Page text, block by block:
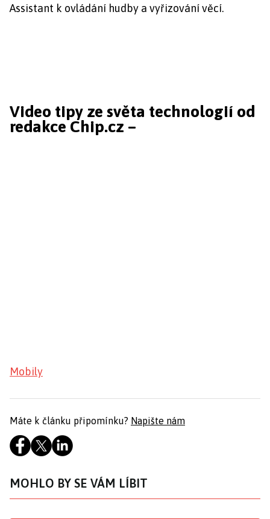
Assistant k ovládání hudby a vyřizování věcí.
Video tipy ze světa technologií od
redakce Chip.cz –
Mobily
Máte k článku připomínku? Napište nám
MOHLO BY SE VÁM LÍBIT